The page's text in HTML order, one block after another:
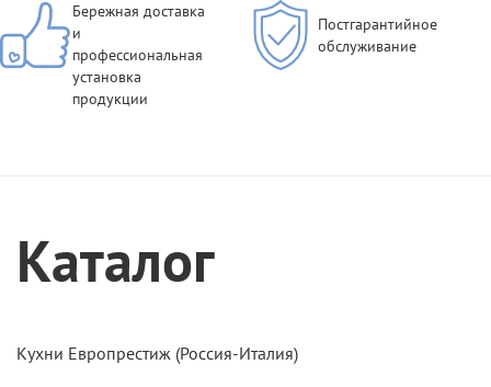
Бережная доставка
и
профессиональная
установка
продукции
Постгарантийное
обслуживание
Каталог
Кухни Европрестиж (Россия-Италия)